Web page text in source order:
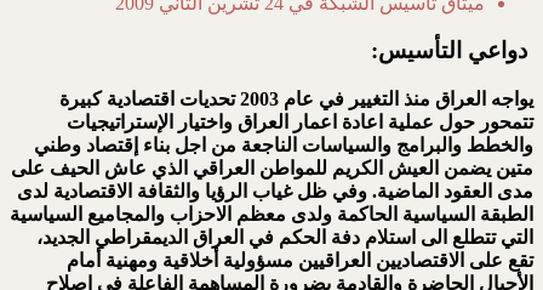
دواعي التأسيس:
يواجه العراق منذ التغيير في عام 2003 تحديات اقتصادية كبيرة
تتمحور حول عملية اعادة اعمار العراق واختيار الإستراتيجيات
والخطط والبرامج والسياسات الناجعة من اجل بناء إقتصاد وطني
متين يضمن العيش الكريم للمواطن العراقي الذي عاش الحيف على
مدى العقود الماضية. وفي ظل غياب الرؤيا والثقافة الاقتصادية لدى
الطبقة السياسية الحاكمة ولدى معظم الاحزاب والمجاميع السياسية
التي تتطلع الى استلام دفة الحكم في العراق الديمقراطي الجديد،
تقع على الاقتصاديين العراقيين مسؤولية أخلاقية ومهنية أمام
الأجيال الحاضرة والقادمة بضرورة المساهمة الفاعلة في اصلاح